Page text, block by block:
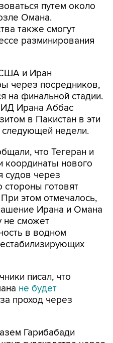
путем около
Омана.
также смогут
разминирования
США и Иран
через посредников,
на финальной стадии.
Ирана Аббас
в Пакистан в эти
недели.
что Тегеран и
координаты нового
судов через
стороны готовят
этом отмечалось,
Ирана и Омана
не сможет
в водном
писал, что
не будет
за проход через
Гарибабади